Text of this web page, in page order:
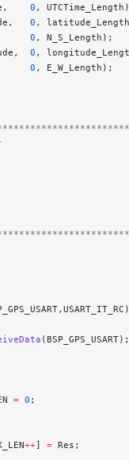
0 ,
0 ,
0 , N_S_Length);
0 ,
0 , E_W_Length);
(BSP_GPS_USART);
= 0 ;
++] = Res;